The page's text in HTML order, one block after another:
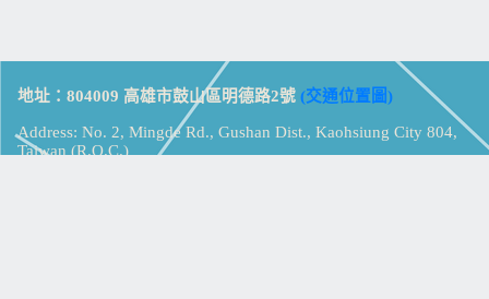
地址：804009 高雄市鼓山區明德路2號 (交通位置圖)
Address: No. 2, Mingde Rd., Gushan Dist., Kaohsiung City 804,
Taiwan (R.O.C.)